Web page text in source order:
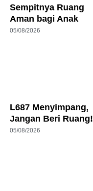
Sempitnya Ruang
Aman bagi Anak
05/08/2026
L687 Menyimpang,
Jangan Beri Ruang!
05/08/2026